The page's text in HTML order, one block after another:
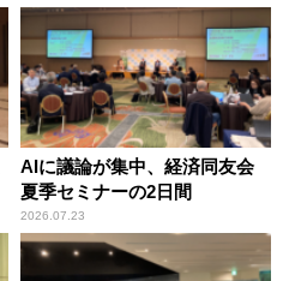
AIに議論が集中、経済同友会
夏季セミナーの2日間
2026.07.23